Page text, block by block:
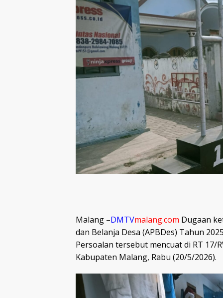
Malang –DMTVmalang.com Dugaan
dan Belanja Desa (APBDes) Tahun
Persoalan tersebut mencuat di RT 17/
Kabupaten Malang, Rabu (20/5/2026).